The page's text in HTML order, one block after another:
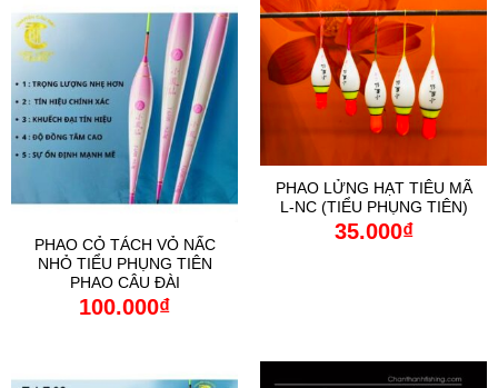
PHAO CỎ TÁCH VỎ NẤC
NHỎ TIỂU PHỤNG TIÊN
PHAO CÂU ĐÀI
100.000₫
PHAO LỬNG HẠT TIÊU MÃ
L-NC (TIỂU PHỤNG TIÊN)
35.000₫